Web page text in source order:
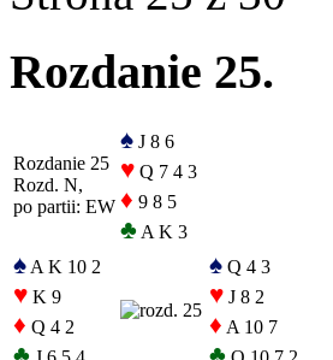
Rozdanie 25.
Rozdanie 25
Rozd. N,
po partii: EW
♠ J 8 6
♥ Q 7 4 3
♦ 9 8 5
♣ A K 3
♠ A K 10 2
♥ K 9
♦ Q 4 2
♠ Q 4 3
♥ J 8 2
♦ A 10 7